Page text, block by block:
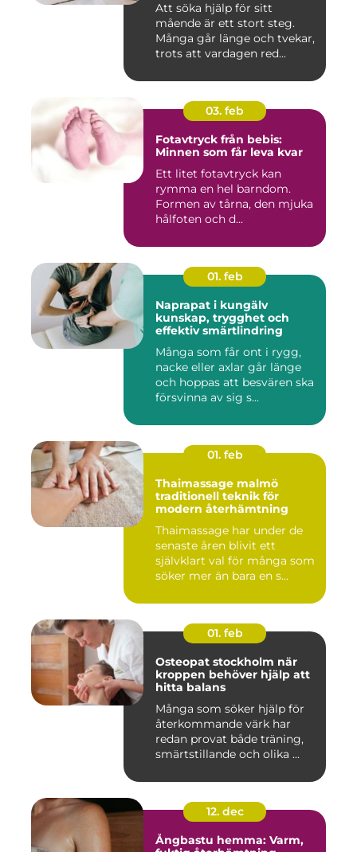
Att söka hjälp för sitt
mående är ett stort steg.
Många går länge och tvekar,
trots att vardagen red...
03. feb
Fotavtryck från bebis:
Minnen som får leva kvar
Ett litet fotavtryck kan
rymma en hel barndom.
Formen av tårna, den mjuka
hålfoten och d...
01. feb
Naprapat i kungälv
kunskap, trygghet och
effektiv smärtlindring
Många som får ont i rygg,
nacke eller axlar går länge
och hoppas att besvären ska
försvinna av sig s...
01. feb
Thaimassage malmö
traditionell teknik för
modern återhämtning
Thaimassage har under de
senaste åren blivit ett
självklart val för många som
söker mer än bara en s...
01. feb
Osteopat stockholm när
kroppen behöver hjälp att
hitta balans
Många som söker hjälp för
återkommande värk har
redan provat både träning,
smärtstillande och olika ...
12. dec
Ångbastu hemma: Varm,